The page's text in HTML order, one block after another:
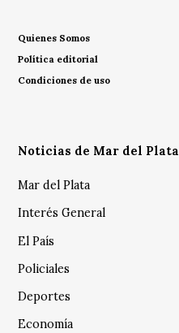
Quienes Somos
Política editorial
Condiciones de uso
Noticias de Mar del Plata
Mar del Plata
Interés General
El País
Policiales
Deportes
Economía